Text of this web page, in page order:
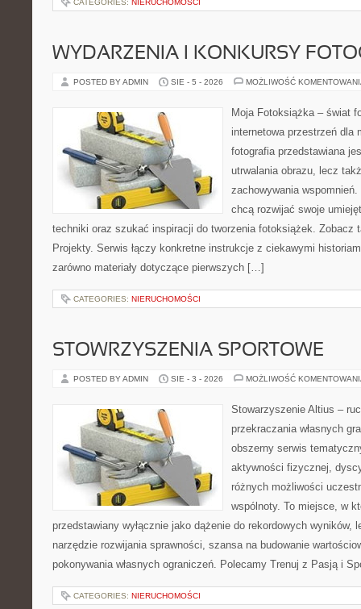
CATEGORIES: NIERUCHOMOŚCI
WYDARZENIA I KONKURSY
POSTED BY ADMIN SIE - 5 - 2026 MOŻLIWOŚĆ
Moja Fotoksiążka – świat
internetowa przestrzeń dla
fotografia przedstawiana
utrwalania obrazu, lecz
zachowywania
chcą rozwijać swoje
techniki oraz szukać inspiracji do tworzenia fotoksiążek. Zobacz
Projekty. Serwis łączy konkretne instrukcje z ciekawymi
zarówno materiały dotyczące pierwszych […]
CATEGORIES: NIERUCHOMOŚCI
STOWRZYSZENIA SPORTOWE
POSTED BY ADMIN SIE - 3 - 2026 MOŻLIWOŚĆ
Stowarzyszenie Altius –
przekraczania własnych
obszerny serwis
aktywności fizycznej,
różnych możliwości
wspólnoty. To miejsce, w
przedstawiany wyłącznie jako dążenie do rekordowych wyników,
narzędzie rozwijania sprawności, szansa na budowanie
pokonywania własnych ograniczeń. Polecamy Trenuj z Pasją i
CATEGORIES: NIERUCHOMOŚCI